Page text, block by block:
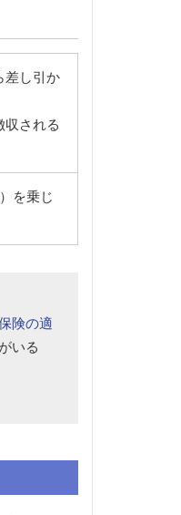
差し引か
される
を乗じ
険の適
いる